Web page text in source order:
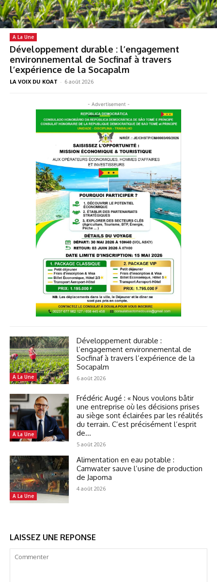
A La Une
Développement durable : l’engagement
environnemental de Socfinaf à travers
l’expérience de la Socapalm
LA VOIX DU KOAT - 6 août 2026
- Advertisement -
A La Une
Développement durable :
l’engagement environnemental de
Socfinaf à travers l’expérience de la
Socapalm
6 août 2026
A La Une
Frédéric Augé : « Nous voulons bâtir
une entreprise où les décisions prises
au siège sont éclairées par les réalités
du terrain. C’est précisément l’esprit
de...
5 août 2026
A La Une
Alimentation en eau potable :
Camwater sauve l’usine de production
de Japoma
4 août 2026
LAISSEZ UNE REPONSE